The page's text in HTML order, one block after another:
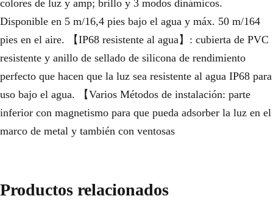
colores de luz y amp; brillo y 3 modos dinámicos.
Disponible en 5 m/16,4 pies bajo el agua y máx. 50 m/164
pies en el aire. 【IP68 resistente al agua】: cubierta de PVC
resistente y anillo de sellado de silicona de rendimiento
perfecto que hacen que la luz sea resistente al agua IP68 para
uso bajo el agua. 【Varios Métodos de instalación: parte
inferior con magnetismo para que pueda adsorber la luz en el
marco de metal y también con ventosas
Productos relacionados